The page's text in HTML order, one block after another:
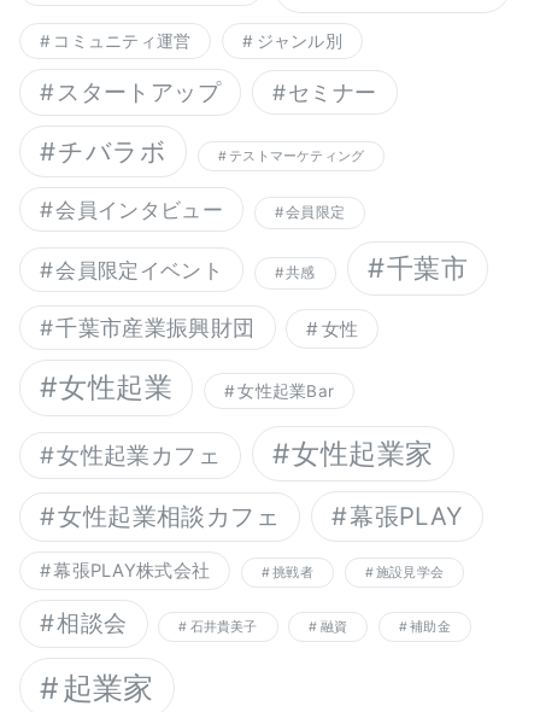
コミュニティ運営 ジャンル別
スタートアップ セミナー
チバラボ テストマーケティング
会員インタビュー 会員限定
会員限定イベント 共感 千葉市
千葉市産業振興財団 女性
女性起業 女性起業Bar
女性起業カフェ 女性起業家
女性起業相談カフェ 幕張PLAY
幕張PLAY株式会社 挑戦者 施設見学会
相談会 石井貴美子 融資 補助金
起業家